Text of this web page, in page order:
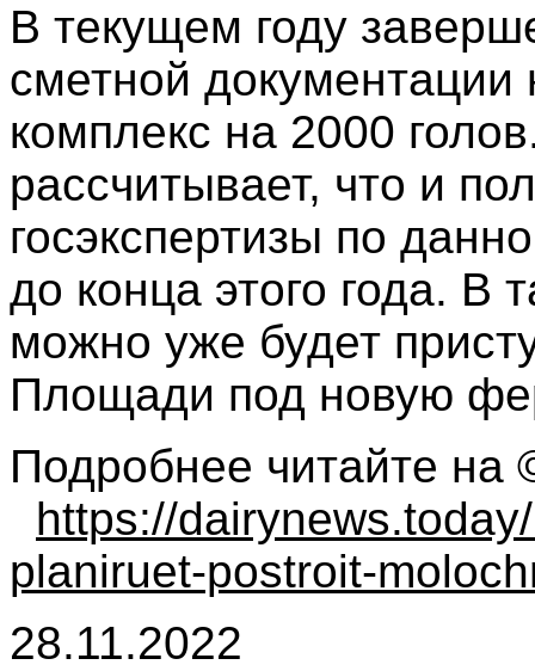
В текущем году
сметной
комплекс на 2000
рассчитывает, что и
госэкспертизы по
до конца этого года. В
можно уже будет
Площади под новую
Подробнее читайте на
https://
planiruet-postroit-
28.11.2022